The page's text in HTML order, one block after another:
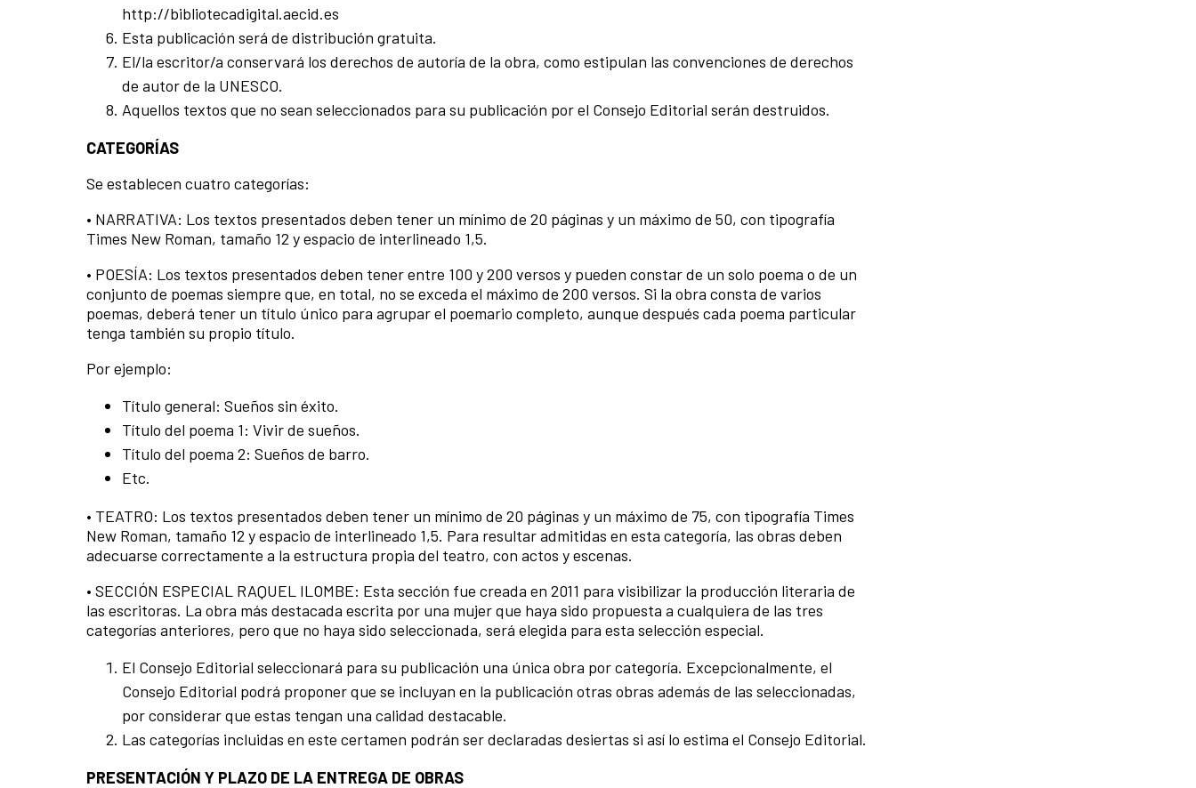
http://bibliotecadigital.aecid.es
Esta publicación será de distribución gratuita.
El/la escritor/a conservará los derechos de autoría de la obra, como estipulan las convenciones de derechos
de autor de la UNESCO.
Aquellos textos que no sean seleccionados para su publicación por el Consejo Editorial serán destruidos.
CATEGORÍAS
Se establecen cuatro categorías:
• NARRATIVA: Los textos presentados deben tener un mínimo de 20 páginas y un máximo de 50, con tipografía
Times New Roman, tamaño 12 y espacio de interlineado 1,5.
• POESÍA: Los textos presentados deben tener entre 100 y 200 versos y pueden constar de un solo poema o de un
conjunto de poemas siempre que, en total, no se exceda el máximo de 200 versos. Si la obra consta de varios
poemas, deberá tener un título único para agrupar el poemario completo, aunque después cada poema particular
tenga también su propio título.
Por ejemplo:
Título general: Sueños sin éxito.
Título del poema 1: Vivir de sueños.
Título del poema 2: Sueños de barro.
Etc.
• TEATRO: Los textos presentados deben tener un mínimo de 20 páginas y un máximo de 75, con tipografía Times
New Roman, tamaño 12 y espacio de interlineado 1,5. Para resultar admitidas en esta categoría, las obras deben
adecuarse correctamente a la estructura propia del teatro, con actos y escenas.
• SECCIÓN ESPECIAL RAQUEL ILOMBE: Esta sección fue creada en 2011 para visibilizar la producción literaria de
las escritoras. La obra más destacada escrita por una mujer que haya sido propuesta a cualquiera de las tres
categorías anteriores, pero que no haya sido seleccionada, será elegida para esta selección especial.
El Consejo Editorial seleccionará para su publicación una única obra por categoría. Excepcionalmente, el
Consejo Editorial podrá proponer que se incluyan en la publicación otras obras además de las seleccionadas,
por considerar que estas tengan una calidad destacable.
Las categorías incluidas en este certamen podrán ser declaradas desiertas si así lo estima el Consejo Editorial.
PRESENTACIÓN Y PLAZO DE LA ENTREGA DE OBRAS